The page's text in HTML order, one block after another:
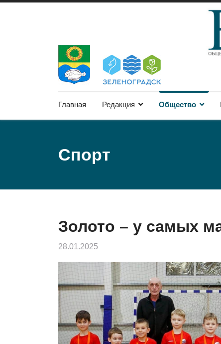
Главная Редакция Общество
Спорт
Золото – у самых
28.01.2025